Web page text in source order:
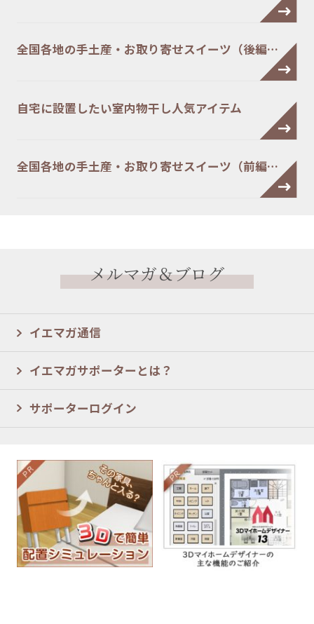
全国各地の手土産・お取り寄せスイーツ（後編…
自宅に設置したい室内物干し人気アイテム
全国各地の手土産・お取り寄せスイーツ（前編…
メルマガ＆ブログ
イエマガ通信
イエマガサポーターとは？
サポーターログイン